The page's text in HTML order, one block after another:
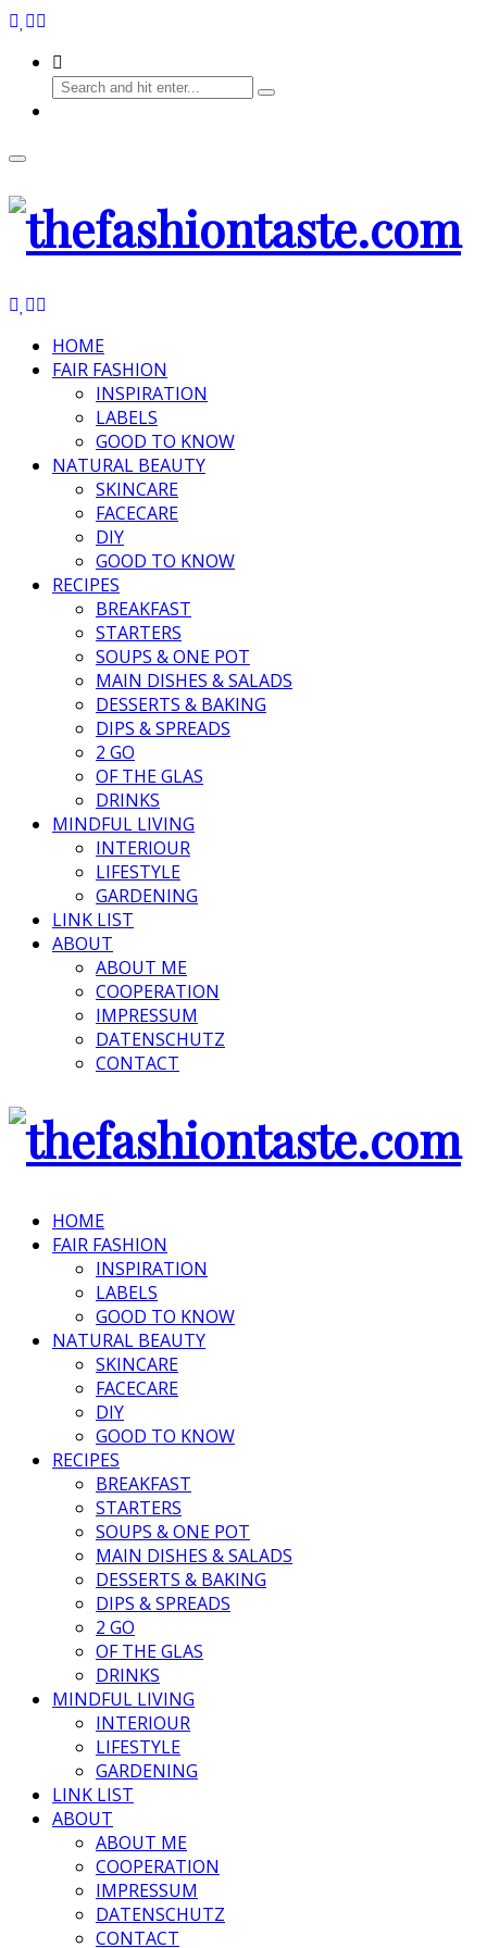
HOME
FAIR FASHION
INSPIRATION
LABELS
GOOD TO KNOW
NATURAL BEAUTY
SKINCARE
FACECARE
DIY
GOOD TO KNOW
RECIPES
BREAKFAST
STARTERS
SOUPS & ONE POT
MAIN DISHES & SALADS
DESSERTS & BAKING
DIPS & SPREADS
2 GO
OF THE GLAS
DRINKS
MINDFUL LIVING
INTERIOUR
LIFESTYLE
GARDENING
LINK LIST
ABOUT
ABOUT ME
COOPERATION
IMPRESSUM
DATENSCHUTZ
CONTACT
HOME
FAIR FASHION
INSPIRATION
LABELS
GOOD TO KNOW
NATURAL BEAUTY
SKINCARE
FACECARE
DIY
GOOD TO KNOW
RECIPES
BREAKFAST
STARTERS
SOUPS & ONE POT
MAIN DISHES & SALADS
DESSERTS & BAKING
DIPS & SPREADS
2 GO
OF THE GLAS
DRINKS
MINDFUL LIVING
INTERIOUR
LIFESTYLE
GARDENING
LINK LIST
ABOUT
ABOUT ME
COOPERATION
IMPRESSUM
DATENSCHUTZ
CONTACT